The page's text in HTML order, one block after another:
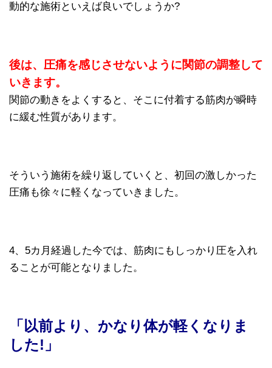
動的な施術といえば良いでしょうか?
後は、圧痛を感じさせないように関節の調整して
いきます。
関節の動きをよくすると、そこに付着する筋肉が瞬時
に緩む性質があります。
そういう施術を繰り返していくと、初回の激しかった
圧痛も徐々に軽くなっていきました。
4、5カ月経過した今では、筋肉にもしっかり圧を入れ
ることが可能となりました。
「以前より、かなり体が軽くなりま
した!」